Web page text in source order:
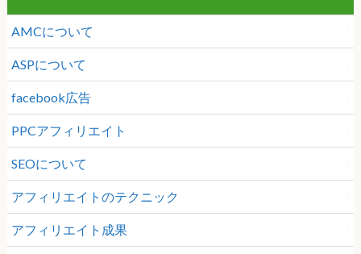
AMCについて
ASPについて
facebook広告
PPCアフィリエイト
SEOについて
アフィリエイトのテクニック
アフィリエイト成果